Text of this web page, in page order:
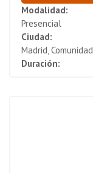
Modalidad:
Presencial
Ciudad:
Madrid,
Duración: